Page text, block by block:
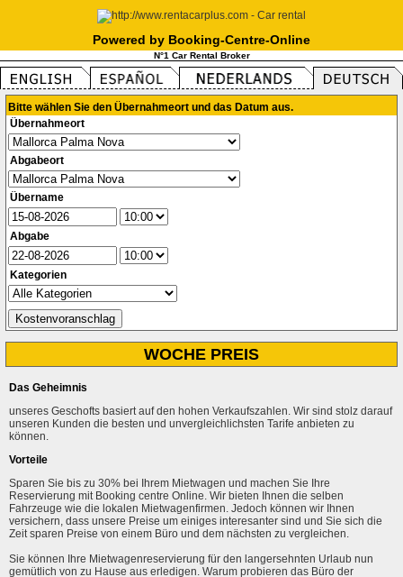
Powered by Booking-Centre-Online
N°1 Car Rental Broker
Bitte wählen Sie den Übernahmeort und das Datum aus.
Übernahmeort
Abgabeort
Übername
Abgabe
Kategorien
WOCHE PREIS
Das Geheimnis
unseres Geschofts basiert auf den hohen Verkaufszahlen. Wir sind stolz darauf
unseren Kunden die besten und unvergleichlichsten Tarife anbieten zu
können.
Vorteile
Sparen Sie bis zu 30% bei Ihrem Mietwagen und machen Sie Ihre
Reservierung mit Booking centre Online. Wir bieten Ihnen die selben
Fahrzeuge wie die lokalen Mietwagenfirmen. Jedoch können wir Ihnen
versichern, dass unsere Preise um einiges interesanter sind und Sie sich die
Zeit sparen Preise von einem Büro und dem nächsten zu vergleichen.
Sie können Ihre Mietwagenreservierung für den langersehnten Urlaub nun
gemütlich von zu Hause aus erledigen. Warum probieren das Büro der